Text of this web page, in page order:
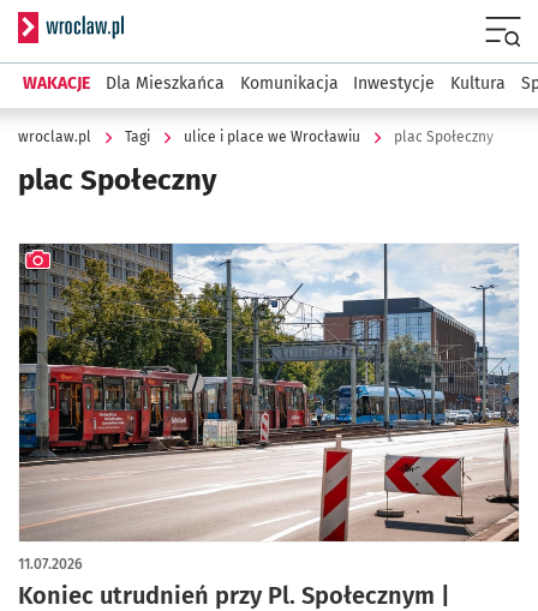
Serwis informacyjny wroclaw.pl
WAKACJE Dla Mieszkańca Komunikacja Inwestycje Kultura
wroclaw.pl Tagi ulice i place we Wrocławiu plac Społeczny
plac Społeczny
Koniec utrudnień przy Pl. Społecznym |
11.07.2026
artykuł z galerią zdjęć